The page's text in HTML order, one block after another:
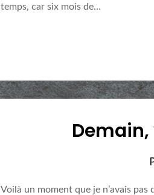
temps, car six mois de…
Demain,
Voilà un moment que je n’avais